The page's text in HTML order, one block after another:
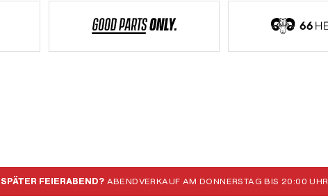
SPÄTER FEIERABEND? ABENDVERKAUF AM DONNERSTAG BIS 20:00 UHR